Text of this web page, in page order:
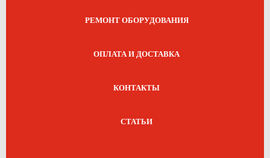
РЕМОНТ ОБОРУДОВАНИЯ
ОПЛАТА И ДОСТАВКА
КОНТАКТЫ
СТАТЬИ